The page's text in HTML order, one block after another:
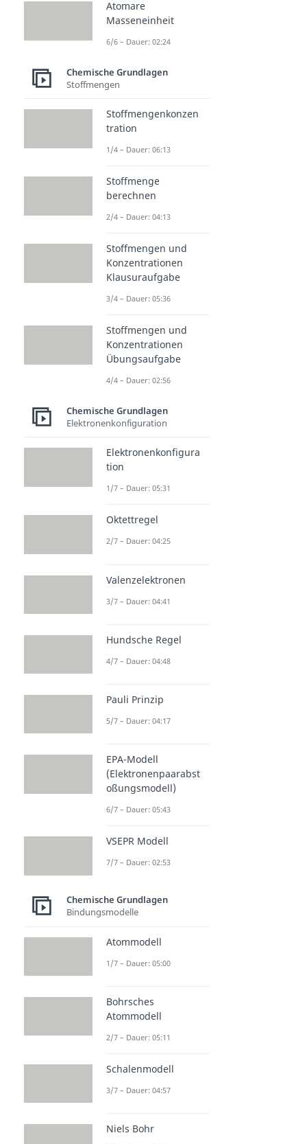
Atomare
Masseneinheit
6/6 – Dauer: 02:24
Chemische Grundlagen
Stoffmengen
Stoffmengenkonzen
tration
1/4 – Dauer: 06:13
Stoffmenge
berechnen
2/4 – Dauer: 04:13
Stoffmengen und
Konzentrationen
Klausuraufgabe
3/4 – Dauer: 05:36
Stoffmengen und
Konzentrationen
Übungsaufgabe
4/4 – Dauer: 02:56
Chemische Grundlagen
Elektronenkonfiguration
Elektronenkonfigura
tion
1/7 – Dauer: 05:31
Oktettregel
2/7 – Dauer: 04:25
Valenzelektronen
3/7 – Dauer: 04:41
Hundsche Regel
4/7 – Dauer: 04:48
Pauli Prinzip
5/7 – Dauer: 04:17
EPA-Modell
(Elektronenpaarabst
oßungsmodell)
6/7 – Dauer: 05:43
VSEPR Modell
7/7 – Dauer: 02:53
Chemische Grundlagen
Bindungsmodelle
Atommodell
1/7 – Dauer: 05:00
Bohrsches
Atommodell
2/7 – Dauer: 05:11
Schalenmodell
3/7 – Dauer: 04:57
Niels Bohr